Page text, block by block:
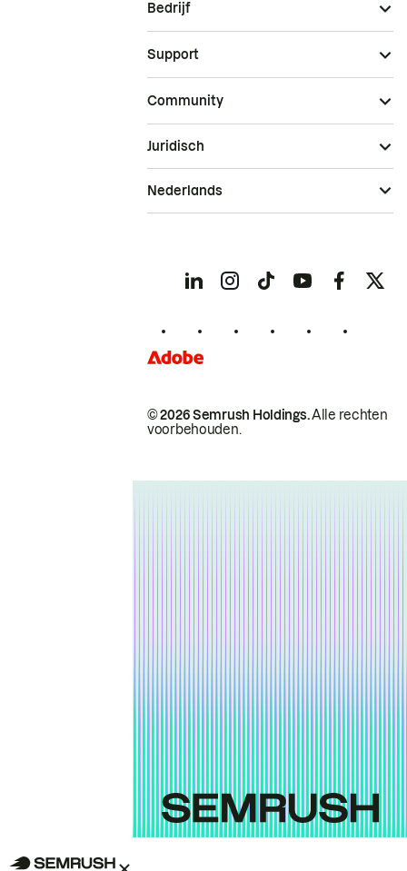
Bedrijf
Support
Community
© 2026 Semrush Holdings.Alle rechten
voorbehouden.
Juridisch
Nederlands